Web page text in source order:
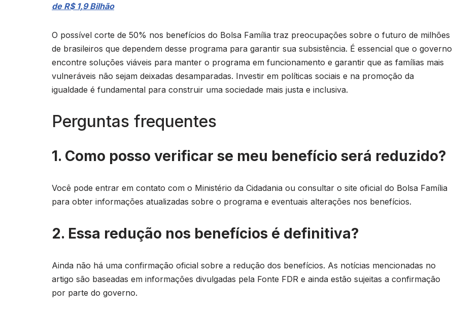
de R$ 1,9 Bilhão
O possível corte de 50% nos benefícios do Bolsa Família traz preocupações sobre o futuro de milhões
de brasileiros que dependem desse programa para garantir sua subsistência. É essencial que o governo
encontre soluções viáveis para manter o programa em funcionamento e garantir que as famílias mais
vulneráveis não sejam deixadas desamparadas. Investir em políticas sociais e na promoção da
igualdade é fundamental para construir uma sociedade mais justa e inclusiva.
Perguntas frequentes
1. Como posso verificar se meu benefício será reduzido?
Você pode entrar em contato com o Ministério da Cidadania ou consultar o site oficial do Bolsa Família
para obter informações atualizadas sobre o programa e eventuais alterações nos benefícios.
2. Essa redução nos benefícios é definitiva?
Ainda não há uma confirmação oficial sobre a redução dos benefícios. As notícias mencionadas no
artigo são baseadas em informações divulgadas pela Fonte FDR e ainda estão sujeitas a confirmação
por parte do governo.